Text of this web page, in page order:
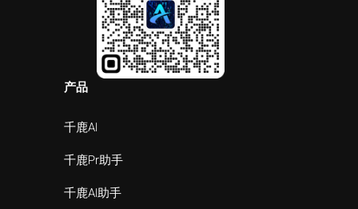
产品
千鹿AI
千鹿Pr助手
千鹿AI助手